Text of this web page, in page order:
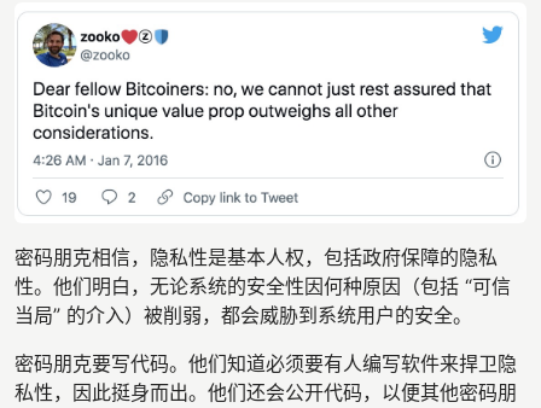
密码朋克相信，隐私性是基本人权，包括政府保障的隐私
性。他们明白，无论系统的安全性因何种原因（包括 “可信
当局” 的介入）被削弱，都会威胁到系统用户的安全。
密码朋克要写代码。他们知道必须要有人编写软件来捍卫隐
私性，因此挺身而出。他们还会公开代码，以便其他密码朋